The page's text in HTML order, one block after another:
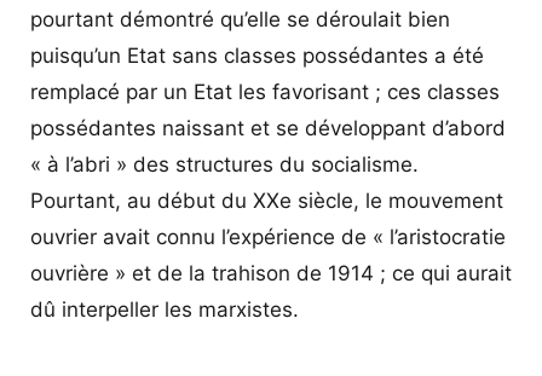
pourtant démontré qu’elle se déroulait bien
puisqu’un Etat sans classes possédantes a été
remplacé par un Etat les favorisant ; ces classes
possédantes naissant et se développant d’abord
« à l’abri » des structures du socialisme.
Pourtant, au début du XXe siècle, le mouvement
ouvrier avait connu l’expérience de « l’aristocratie
ouvrière » et de la trahison de 1914 ; ce qui aurait
dû interpeller les marxistes.